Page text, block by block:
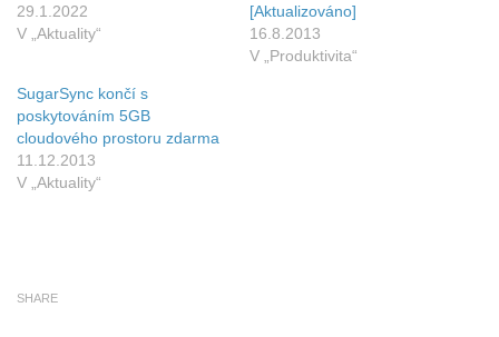
29.1.2022
V „Aktuality“
[Aktualizováno]
16.8.2013
V „Produktivita“
SugarSync končí s
poskytováním 5GB
cloudového prostoru zdarma
11.12.2013
V „Aktuality“
SHARE